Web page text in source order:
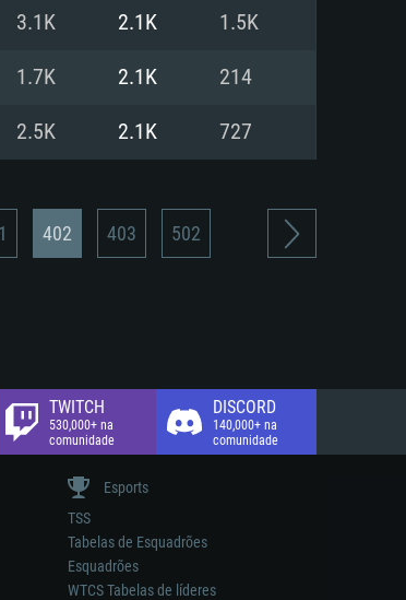
larga.
3.1K 2.1K 1.5K
1.7K 2.1K 214
2.5K 2.1K 727
402 403 502
TWITCH
530,000+ na
comunidade
DISCORD
140,000+ na
comunidade
Esports
TSS
Tabelas de Esquadrões
Esquadrões
WTCS Tabelas de líderes